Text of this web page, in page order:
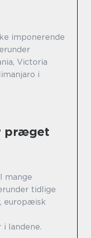
imponerende
Victoria
i
præget
mange
tidlige
europæisk
landene.